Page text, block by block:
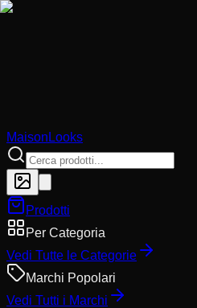
MaisonLooks
Prodotti
Per Categoria
Vedi Tutte le Categorie
Marchi Popolari
Vedi Tutti i Marchi